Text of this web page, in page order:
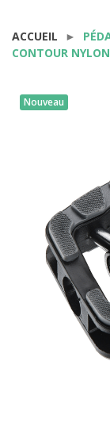
ACCUEIL
CONTOUR
Nouveau